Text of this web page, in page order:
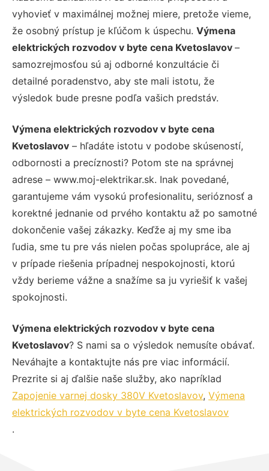
vyhovieť v maximálnej možnej miere, pretože vieme,
že osobný prístup je kľúčom k úspechu. Výmena
elektrických rozvodov v byte cena Kvetoslavov –
samozrejmosťou sú aj odborné konzultácie či
detailné poradenstvo, aby ste mali istotu, že
výsledok bude presne podľa vašich predstáv.
Výmena elektrických rozvodov v byte cena
Kvetoslavov – hľadáte istotu v podobe skúseností,
odbornosti a precíznosti? Potom ste na správnej
adrese – www.moj-elektrikar.sk. Inak povedané,
garantujeme vám vysokú profesionalitu, serióznosť a
korektné jednanie od prvého kontaktu až po samotné
dokončenie vašej zákazky. Keďže aj my sme iba
ľudia, sme tu pre vás nielen počas spolupráce, ale aj
v prípade riešenia prípadnej nespokojnosti, ktorú
vždy berieme vážne a snažíme sa ju vyriešiť k vašej
spokojnosti.
Výmena elektrických rozvodov v byte cena
Kvetoslavov? S nami sa o výsledok nemusíte obávať.
Neváhajte a kontaktujte nás pre viac informácií.
Prezrite si aj ďalšie naše služby, ako napríklad
Zapojenie varnej dosky 380V Kvetoslavov, Výmena
elektrických rozvodov v byte cena Kvetoslavov
.